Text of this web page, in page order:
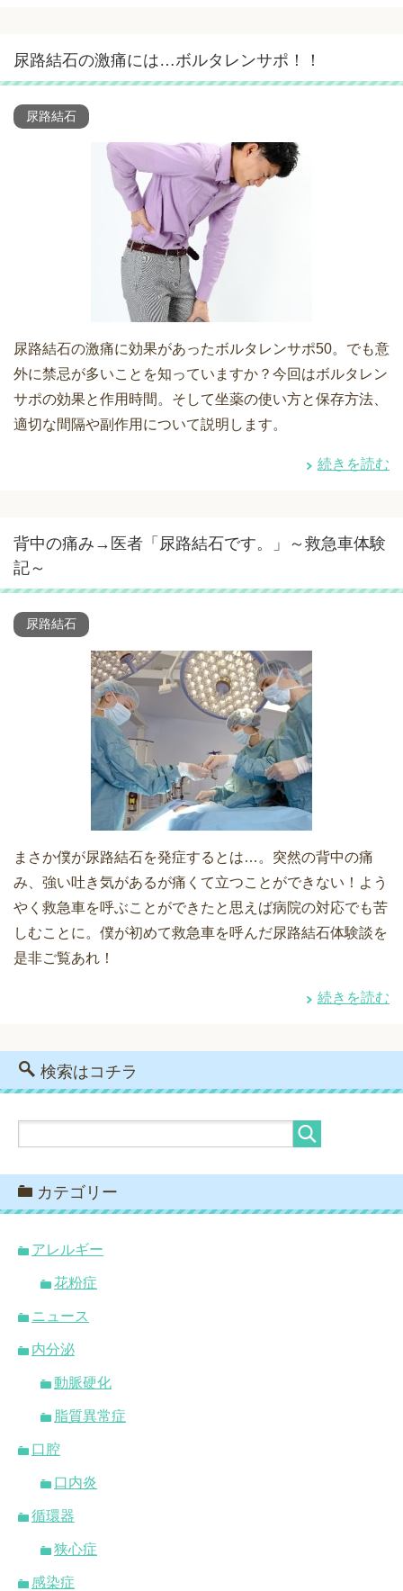
尿路結石の激痛には…ボルタレンサポ！！
尿路結石
尿路結石の激痛に効果があったボルタレンサポ50。でも意
外に禁忌が多いことを知っていますか？今回はボルタレン
サポの効果と作用時間。そして坐薬の使い方と保存方法、
適切な間隔や副作用について説明します。
続きを読む
背中の痛み→医者「尿路結石です。」～救急車体験
記～
尿路結石
まさか僕が尿路結石を発症するとは…。突然の背中の痛
み、強い吐き気があるが痛くて立つことができない！よう
やく救急車を呼ぶことができたと思えば病院の対応でも苦
しむことに。僕が初めて救急車を呼んだ尿路結石体験談を
是非ご覧あれ！
続きを読む
検索はコチラ
カテゴリー
アレルギー
花粉症
ニュース
内分泌
動脈硬化
脂質異常症
口腔
口内炎
循環器
狭心症
感染症